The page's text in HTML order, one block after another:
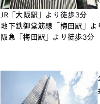
JR「大阪駅」より徒歩3分
地下鉄御堂筋線「梅田駅」よ
阪急「梅田駅」より徒歩3分